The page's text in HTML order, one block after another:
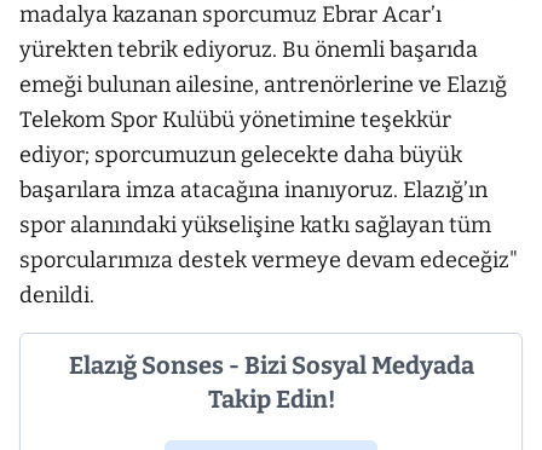
madalya kazanan sporcumuz Ebrar Acar’ı
yürekten tebrik ediyoruz. Bu önemli başarıda
emeği bulunan ailesine, antrenörlerine ve Elazığ
Telekom Spor Kulübü yönetimine teşekkür
ediyor; sporcumuzun gelecekte daha büyük
başarılara imza atacağına inanıyoruz. Elazığ’ın
spor alanındaki yükselişine katkı sağlayan tüm
sporcularımıza destek vermeye devam edeceğiz"
denildi.
Elazığ Sonses - Bizi Sosyal Medyada
Takip Edin!